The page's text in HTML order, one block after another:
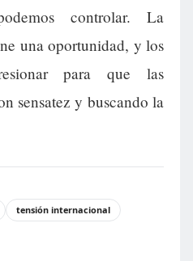
controlar. La
una oportunidad, y los
para que las
sensatez y buscando la
tensión internacional